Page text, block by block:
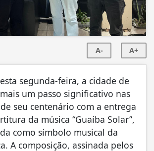
A- A+
segunda-feira, a cidade de
um passo significativo nas
seu centenário com a entrega
da música “Guaíba Solar”,
como símbolo musical da
A composição, assinada pelos